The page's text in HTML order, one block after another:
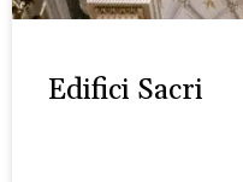
Edifici Sacri